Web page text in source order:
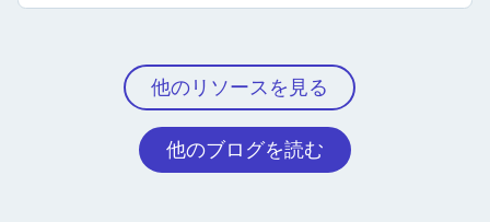
他のリソースを見る
他のブログを読む